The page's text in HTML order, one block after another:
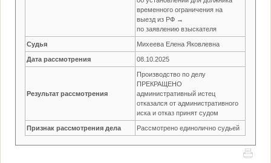
временного ограничения на
выезд из РФ →
по заявлению взыскателя
Судья Михеева Елена Яковлевна
Дата рассмотрения 08.10.2025
Результат рассмотрения
Производство по делу
ПРЕКРАЩЕНО
административный истец
отказался от административного
иска и отказ принят судом
Признак рассмотрения дела Рассмотрено единолично судьей